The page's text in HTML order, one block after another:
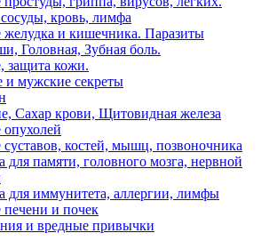
кровь, лимфа
желудка и кишечника. Паразиты
Головная, Зубная боль.
защита кожи.
и мужские секреты
Сахар крови, Щитовидная железа
суставов, костей, мышц, позвоночника
для памяти, головного мозга, нервной
для иммунитета, аллергии, лимфы
печени и почек
и вредные привычки